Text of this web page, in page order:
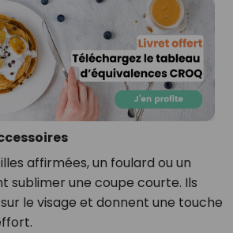
affirmées, un foulard ou un
sublimer une coupe courte. Ils
le visage et donnent une touche